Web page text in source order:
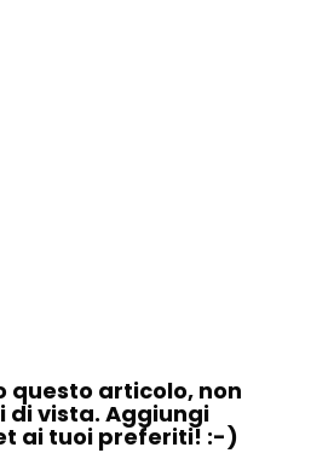
questo articolo, non
di vista. Aggiungi
ai tuoi preferiti! :-)